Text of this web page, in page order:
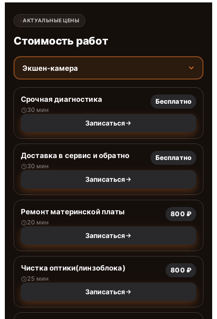
АКТУАЛЬНЫЕ ЦЕНЫ
Стоимость работ
Экшен-камера
Срочная диагностика
30 мин
Бесплатно
Записаться
Доставка в сервис и обратно
30 мин
Бесплатно
Записаться
Ремонт материнской платы
20 мин
800 ₽
Записаться
Чистка оптики(линзоблока)
25 мин
800 ₽
Записаться